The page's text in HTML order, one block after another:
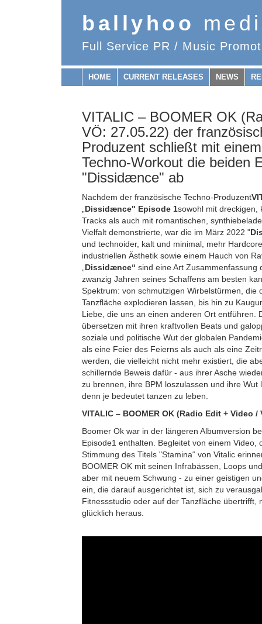
ballyhoo
Full Service PR / Music
HOME CURRENT RELEASES NEWS
VITALIC – BOOMER OK
VÖ: 27.05.22) der
Produzent schließt mit
Techno-Workout die beiden
"Dissidænce" ab
Nachdem der französische Techno-Produzent
Dissidænce" Episode 1sowohl mit dreckigen,
Tracks als auch mit romantischen,
Vielfalt demonstrierte, war die im März 2022 "
und technoider, kalt und minimal, mehr
industriellen Ästhetik sowie einem Hauch von
Dissidænce“ sind eine Art Zusammenfassung
zwanzig Jahren seines Schaffens am besten
Spektrum: von schmutzigen Wirbelstürmen, die
Tanzfläche explodieren lassen, bis hin zu
Liebe, die uns an einen anderen Ort entführen.
übersetzen mit ihren kraftvollen Beats und
soziale und politische Wut der globalen
als eine Feier des Feierns als auch als eine
werden, die vielleicht nicht mehr existiert, die
schillernde Beweis dafür - aus ihrer Asche
zu brennen, ihre BPM loszulassen und ihre
denn je bedeutet tanzen zu leben.
VITALIC – BOOMER OK (Radio Edit + Video /
Boomer Ok war in der längeren Albumversion
Episode1 enthalten. Begleitet von einem Video,
Stimmung des Titels "Stamina“ von Vitalic
BOOMER OK mit seinen Infrabässen, Loops
aber mit neuem Schwung - zu einer geistigen
ein, die darauf ausgerichtet ist, sich zu
Fitnessstudio oder auf der Tanzfläche übertrifft,
glücklich heraus.